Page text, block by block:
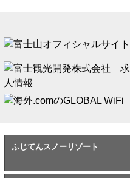
ふじてんスノーリゾート